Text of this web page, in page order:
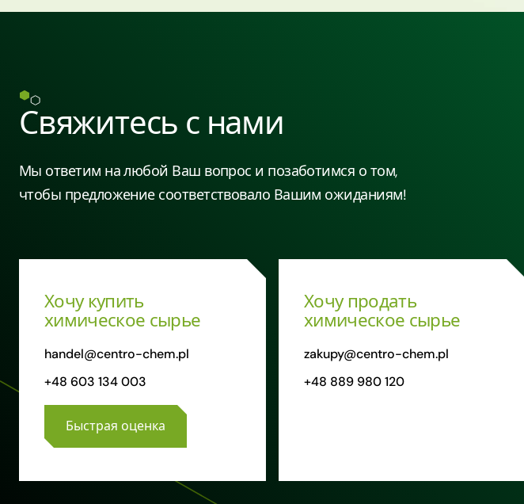
Свяжитесь с нами
Мы ответим на любой Ваш вопрос и позаботимся о том,
чтобы предложение соответствовало Вашим ожиданиям!
Хочу купить
химическое сырье
handel@centro-chem.pl
+48 603 134 003
Быстрая оценка
Хочу продать
химическое сырье
zakupy@centro-chem.pl
+48 889 980 120